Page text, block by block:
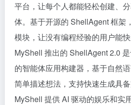
平台，让每个人都能轻松创建、
体。基于开源的 ShellAgent 框架
模块，让没有编程经验的用户能快
MyShell 推出的 ShellAgent 2.0
的智能体应用构建器，基于自然
简单描述想法，支持快速生成具备
MyShell 提供 AI 驱动的娱乐和实